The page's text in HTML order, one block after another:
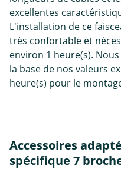
excellentes
L'installation de ce
très confortable et
environ 1 heure(s).
la base de nos valeurs
heure(s) pour le
Accessoires
spécifique 7